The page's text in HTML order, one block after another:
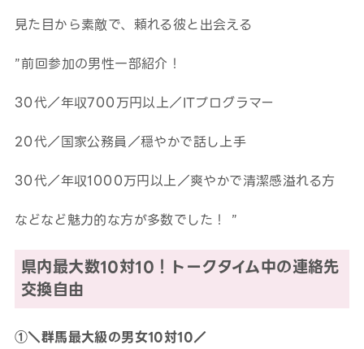
見た目から素敵で、頼れる彼と出会える
”前回参加の男性一部紹介！
30代／年収700万円以上／ITプログラマー
20代／国家公務員／穏やかで話し上手
30代／年収1000万円以上／爽やかで清潔感溢れる方
などなど魅力的な方が多数でした！ ”
県内最大数10対10！トークタイム中の連絡先
交換自由
①＼群馬最大級の男女10対10／